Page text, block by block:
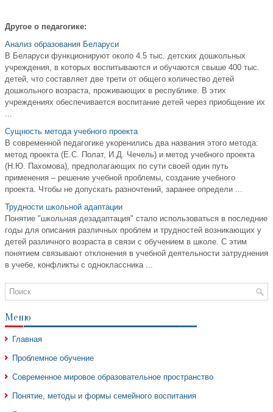
Другое о педагогике:
Анализ образования Беларуси
В Беларуси функционируют около 4.5 тыс. детских дошкольных
учреждения, в которых воспитываются и обучаются свыше 400 тыс.
детей, что составляет две трети от общего количество детей
дошкольного возраста, проживающих в республике. В этих
учреждениях обеспечивается воспитание детей через приобщение их
...
Сущность метода учебного проекта
В современной педагогике укоренились два названия этого метода:
метод проекта (Е.С. Полат, И.Д. Чечель) и метод учебного проекта
(Н.Ю. Пахомова), предполагающих по сути своей один путь
применения – решение учебной проблемы, создание учебного
проекта. Чтобы не допускать разночтений, заранее определи ...
Трудности школьной адаптации
Понятие "школьная дезадаптация" стало использоваться в последние
годы для описания различных проблем и трудностей возникающих у
детей различного возраста в связи с обучением в школе. С этим
понятием связывают отклонения в учебной деятельности затруднения
в учебе, конфликты с одноклассника ...
Меню
Главная
Проблемное обучение
Современное мировое образовательное пространство
Понятие, методы и формы семейного воспитания